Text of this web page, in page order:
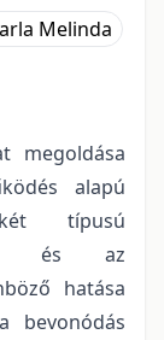
Melinda
megoldása
alapú
típusú
és az
hatása
bevonódás